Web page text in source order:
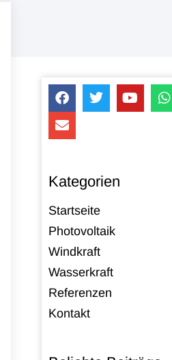
Kategorien
Startseite
Photovoltaik
Windkraft
Wasserkraft
Referenzen
Kontakt